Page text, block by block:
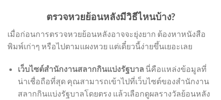
ตรวจหวยย้อนหลังมีวิธีไหนบ้าง?
เมื่อก่อนการตรวจหวยย้อนหลังอาจจะยุ่งยาก ต้องหาหนังสือ
พิมพ์เก่าๆ หรือไปตามแผงหวย แต่เดี๋ยวนี้ง่ายขึ้นเยอะเลย
เว็บไซต์สำนักงานสลากกินแบ่งรัฐบาล นี่คือแหล่งข้อมูลที่
น่าเชื่อถือที่สุด คุณสามารถเข้าไปที่เว็บไซต์ของสำนักงาน
สลากกินแบ่งรัฐบาลโดยตรง แล้วเลือกดูผลรางวัลย้อนหลัง